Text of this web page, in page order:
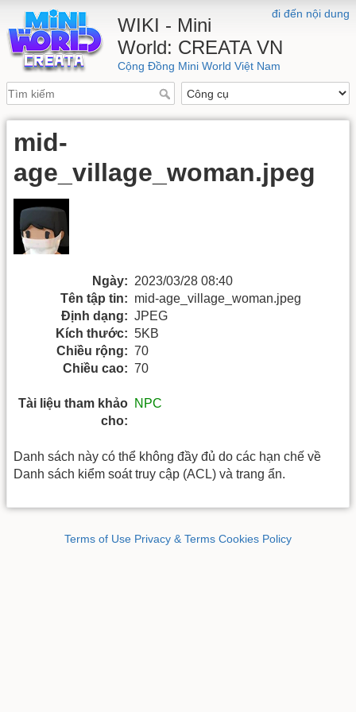
đi đến nội dung
WIKI - Mini
World: CREATA VN
Cộng Đồng Mini World Việt Nam
mid-
age_village_woman.jpeg
Ngày: 2023/03/28 08:40
Tên tập tin: mid-age_village_woman.jpeg
Định dạng: JPEG
Kích thước: 5KB
Chiều rộng: 70
Chiều cao: 70
Tài liệu tham khảo
cho:
NPC
Danh sách này có thể không đầy đủ do các hạn chế về
Danh sách kiểm soát truy cập (ACL) và trang ẩn.
Terms of Use Privacy & Terms Cookies Policy